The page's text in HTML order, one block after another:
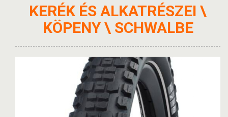
KERÉK ÉS ALKATRÉSZEI \
KÖPENY \ SCHWALBE